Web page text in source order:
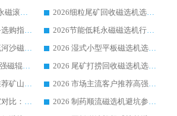
2026 半磁耐磨 RCT 永磁滚筒选购指南，临朐源头生产厂家华体会手机网页版-华体会(中国) 实测分享
2026细粒尾矿回收磁选机选购指南 产业集群优质生产厂家华体会手机网页版-华体会(中国) 解析
2026 石英砂提纯设备选购指南：华体会手机网页版-华体会(中国) 提纯磁选机厂家综合解读
2026节能低耗永磁磁选机行业优选标杆 临朐华体会手机网页版-华体会(中国) 专业生产厂家
2026 耐磨低耗半逆流河沙磁选机选购指南 临朐产业集群源头厂华体会手机网页版-华体会(中国) 详细解析
2026 湿式小型平板磁选机选矿适配设备 临朐华体会手机网页版-华体会(中国) 实体生产厂家直供
2026客户推荐钛铁矿强磁辊式磁选机，临朐靠谱生产厂家华体会手机网页版-华体会(中国) 详解
2026 尾矿打捞回收磁选机选购 主流市场推荐实力生产厂家
2026 市场主流客户推荐矿山磁选机靠谱生产厂家选华体会手机网页版-华体会(中国)
2026 市场主流客户推荐高强磁高效磁选机靠谱生产厂家
2026 平板磁选机厂家对比：现场实测、真实案例与靠谱厂家推荐
2026 制药顺流磁选机避坑参考：售后完善案例多厂家华体会手机网页版-华体会(中国)